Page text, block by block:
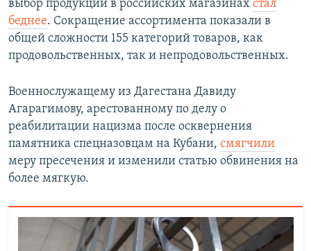
выбор продукции в российских магазинах стал
беднее. Сокращение ассортимента показали в
общей сложности 155 категорий товаров, как
продовольственных, так и непродовольственных.
Военнослужащему из Дагестана Давиду
Агарагимову, арестованному по делу о
реабилитации нацизма после осквернения
памятника спецназовцам на Кубани, смягчили
меру пресечения и изменили статью обвинения на
более мягкую.